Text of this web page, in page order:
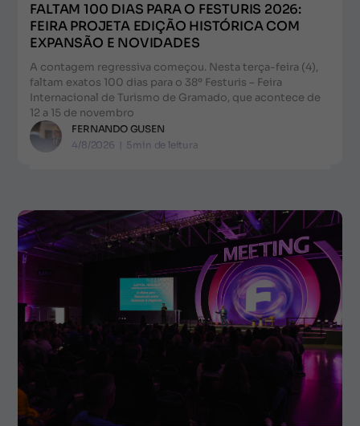
FALTAM 100 DIAS PARA O FESTURIS 2026:
FEIRA PROJETA EDIÇÃO HISTÓRICA COM
EXPANSÃO E NOVIDADES
A contagem regressiva começou. Nesta terça-feira (4),
faltam exatos 100 dias para o 38º Festuris – Feira
Internacional de Turismo de Gramado, que acontece de
12 a 15 de novembro
FERNANDO GUSEN
4/8/2026 | 5min de leitura